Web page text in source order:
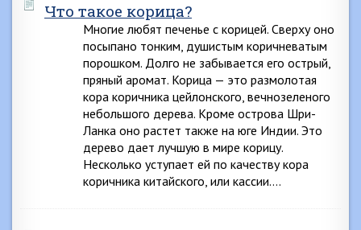
Что такое корица?
Многие любят печенье с корицей. Сверху оно
посыпано тонким, душистым коричневатым
порошком. Долго не забывается его острый,
пряный аромат. Корица — это размолотая
кора коричника цейлонского, вечнозеленого
небольшого дерева. Кроме острова Шри-
Ланка оно растет также на юге Индии. Это
дерево дает лучшую в мире корицу.
Несколько уступает ей по качеству кора
коричника китайского, или кассии….